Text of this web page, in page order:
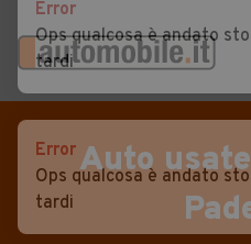
CERCA
Auto
Auto usate
Auto Km 0
VENDI
MAGAZINE
ACCEDI
Auto
Error
Ops qualcosa è andato
tardi
Error
Ops qualcosa è andato
tardi